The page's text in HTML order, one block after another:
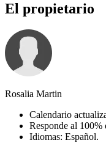
El propietario
Rosalia Martin
Calendario
Responde al 100%
Idiomas: Español.